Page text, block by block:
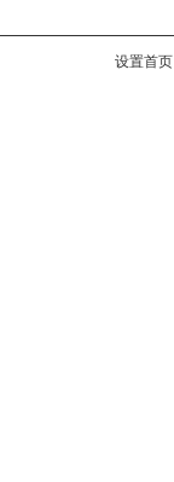
设置首页